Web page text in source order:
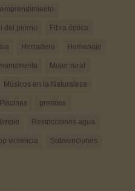
emprendimiento
del piorno Fibra óptica
Herradero Homenaje
Mujer rural
Músicos en la Naturaleza
Piscinas premios
Restricciones agua
violencia Subvenciones